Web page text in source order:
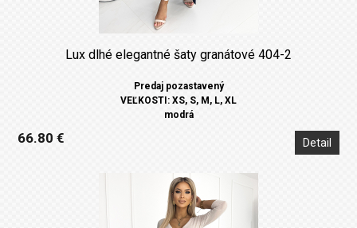
Lux dlhé elegantné šaty granátové 404-2
Predaj pozastavený
VEĽKOSTI: XS, S, M, L, XL
modrá
66.80 € Detail